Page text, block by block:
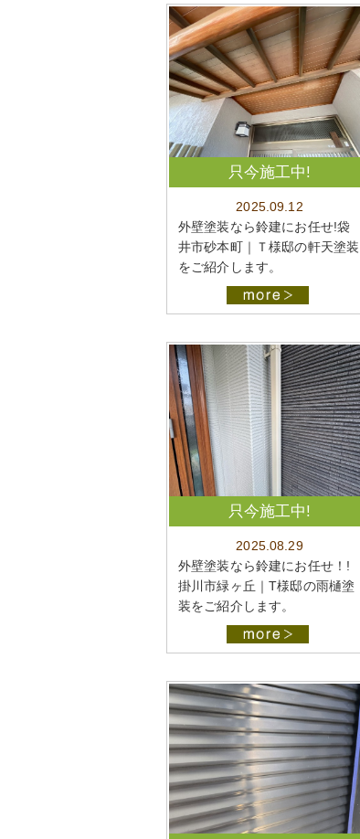
只今施工中!
2025.09.12
外壁塗装なら鈴建にお任せ!袋
井市砂本町｜Ｔ様邸の軒天塗装
をご紹介します。
只今施工中!
2025.08.29
外壁塗装なら鈴建にお任せ！!
掛川市緑ヶ丘｜T様邸の雨樋塗
装をご紹介します。